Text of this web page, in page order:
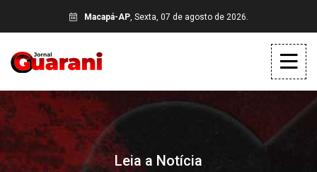
Macapá-AP, Sexta, 07 de agosto de 2026.
Leia a Notícia